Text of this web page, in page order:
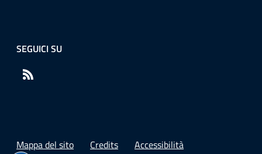
SEGUICI SU
Mappa del sito Credits Accessibilità